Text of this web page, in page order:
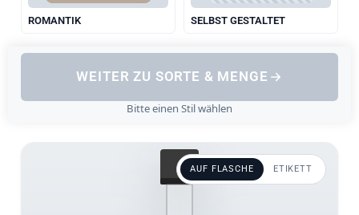
ROMANTIK SELBST GESTALTET
Bitte einen Stil wählen
WEITER ZU SORTE & MENGE
AUF FLASCHE ETIKETT